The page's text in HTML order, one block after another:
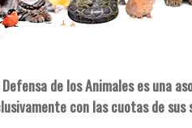
de los Animales es una
con las cuotas de sus